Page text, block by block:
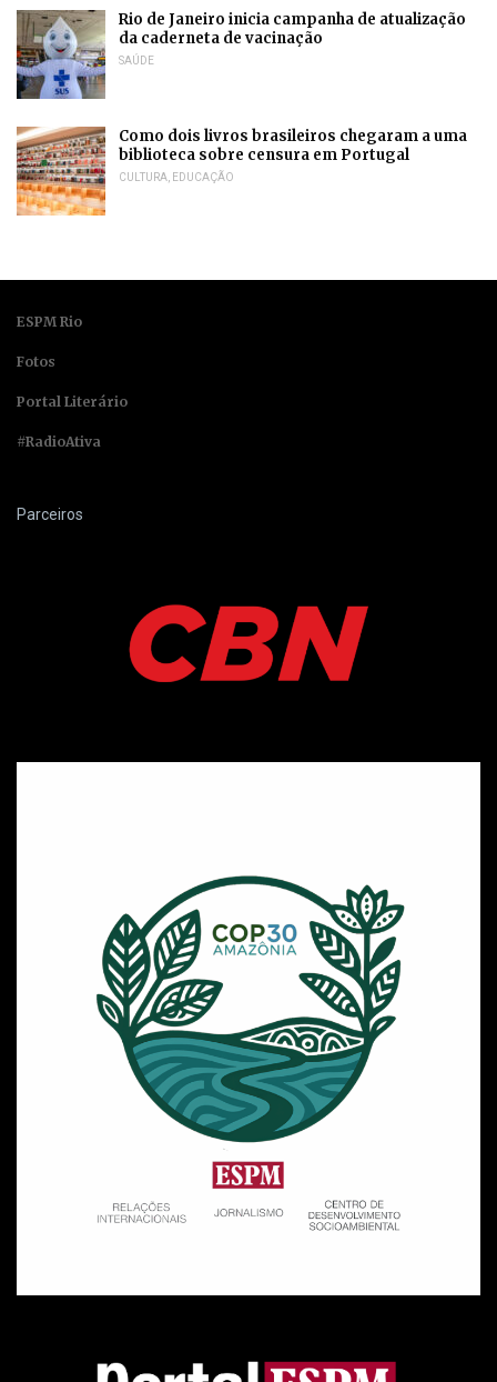
Rio de Janeiro inicia campanha de atualização
da caderneta de vacinação
SAÚDE
Como dois livros brasileiros chegaram a uma
biblioteca sobre censura em Portugal
CULTURA, EDUCAÇÃO
ESPM Rio
Fotos
Portal Literário
#RadioAtiva
Parceiros